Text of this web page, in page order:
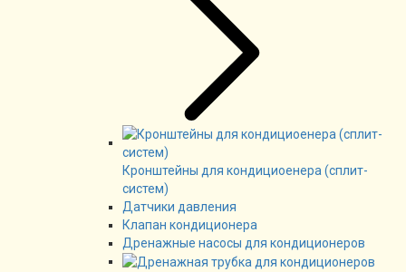
Кронштейны для кондициоенера (сплит-
систем)
Датчики давления
Клапан кондиционера
Дренажные насосы для кондиционеров